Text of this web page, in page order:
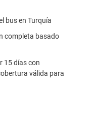
bus en Turquía
completa basado
15 días con
válida para